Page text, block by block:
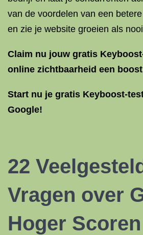
van de voordelen van een
en zie je website groeien als
Claim nu jouw gratis
online zichtbaarheid een
Start nu je gratis Keyboost-
Google!
22
Vragen over
Hoger